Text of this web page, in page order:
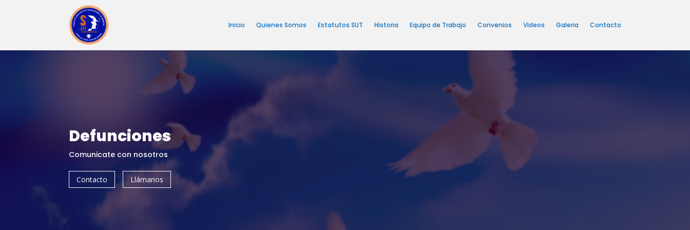
Inicio Quienes Somos Estatutos SUT Historia Equipo de Trabajo Convenios Videos Galeria Contacto
Defunciones
Comunicate con nosotros
Contacto Llámanos